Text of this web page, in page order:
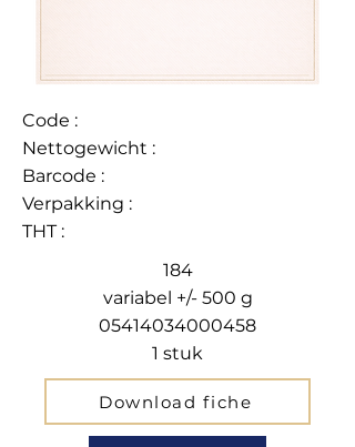
Code :
Nettogewicht :
Barcode :
Verpakking :
THT :
184
variabel +/- 500 g
05414034000458
1 stuk
Download fiche